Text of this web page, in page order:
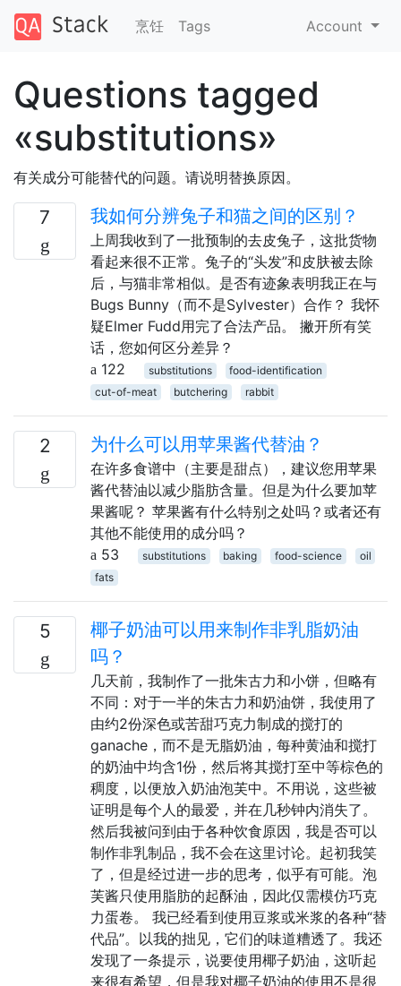
烹饪 Tags Account
Questions tagged
«substitutions»
有关成分可能替代的问题。请说明替换原因。
7 我如何分辨兔子和猫之间的区别？
上周我收到了一批预制的去皮兔子，这批货物
看起来很不正常。兔子的“头发”和皮肤被去除
后，与猫非常相似。是否有迹象表明我正在与
Bugs Bunny（而不是Sylvester）合作？ 我怀
疑Elmer Fudd用完了合法产品。 撇开所有笑
话，您如何区分差异？
122
substitutions
food-identification
cut-of-meat
butchering rabbit
2 为什么可以用苹果酱代替油？
在许多食谱中（主要是甜点），建议您用苹果
酱代替油以减少脂肪含量。但是为什么要加苹
果酱呢？ 苹果酱有什么特别之处吗？或者还有
其他不能使用的成分吗？
53
substitutions baking food-science
oil
fats
5
椰子奶油可以用来制作非乳脂奶油
吗？
几天前，我制作了一批朱古力和小饼，但略有
不同：对于一半的朱古力和奶油饼，我使用了
由约2份深色或苦甜巧克力制成的搅打的
ganache，而不是无脂奶油，每种黄油和搅打
的奶油中均含1份，然后将其搅打至中等棕色的
稠度，以便放入奶油泡芙中。不用说，这些被
证明是每个人的最爱，并在几秒钟内消失了。
然后我被问到由于各种饮食原因，我是否可以
制作非乳制品，我不会在这里讨论。起初我笑
了，但是经过进一步的思考，似乎有可能。泡
芙酱只使用脂肪的起酥油，因此仅需模仿巧克
力蛋卷。 我已经看到使用豆浆或米浆的各种“替
代品”。以我的拙见，它们的味道糟透了。我还
发现了一条提示，说要使用椰子奶油，这听起
来很有希望，但是我对椰子奶油的使用不是很